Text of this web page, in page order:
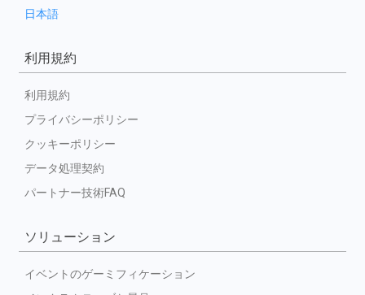
日本語
利用規約
利用規約
プライバシーポリシー
クッキーポリシー
データ処理契約
パートナー技術FAQ
ソリューション
イベントのゲーミフィケーション